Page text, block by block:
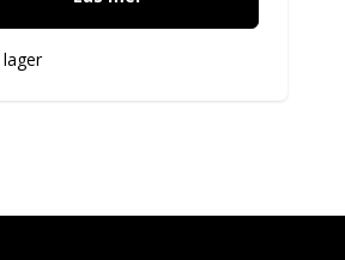
lager